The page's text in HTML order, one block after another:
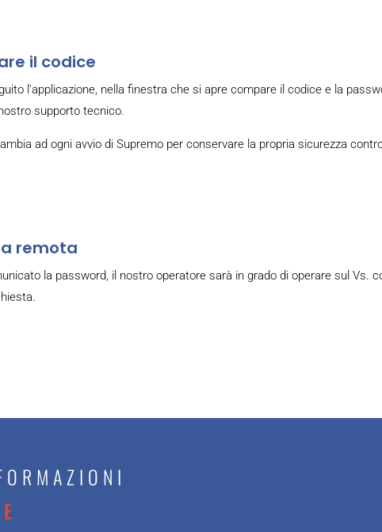
il codice
l’applicazione, nella finestra che si apre compare il codice e la
supporto tecnico.
ad ogni avvio di Supremo per conservare la propria sicurezza
remota
la password, il nostro operatore sarà in grado di operare sul Vs.